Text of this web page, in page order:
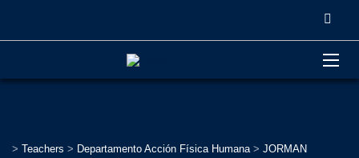
> Teachers > Departamento Acción Física Humana> JORMAN